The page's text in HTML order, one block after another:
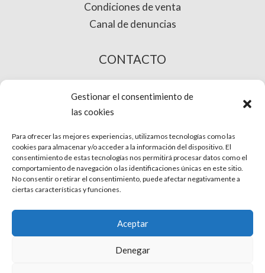
Gestionar el consentimiento de
las cookies
Para ofrecer las mejores experiencias, utilizamos tecnologías como las
cookies para almacenar y/o acceder a la información del dispositivo. El
consentimiento de estas tecnologías nos permitirá procesar datos como el
comportamiento de navegación o las identificaciones únicas en este sitio.
No consentir o retirar el consentimiento, puede afectar negativamente a
ciertas características y funciones.
Aceptar
Denegar
Condiciones de venta
Canal de denuncias
CONTACTO
COMPRA ONLINE
Aviso Legal
Protección de datos